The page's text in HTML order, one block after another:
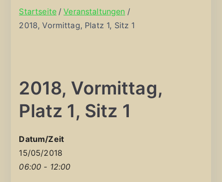
Startseite
Veranstaltungen
2018, Vormittag, Platz 1, Sitz 1
2018, Vormittag,
Platz 1, Sitz 1
Datum/Zeit
15/05/2018
06:00 - 12:00